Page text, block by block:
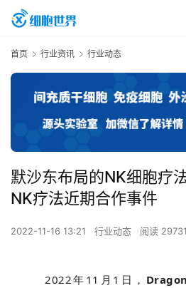
首页 行业资讯 行业动态
默沙东布局的NK细胞疗
NK疗法近期合作事件
2022-11-16 13:21 行业动态 阅读 29731
2022年 11 月 1 日，